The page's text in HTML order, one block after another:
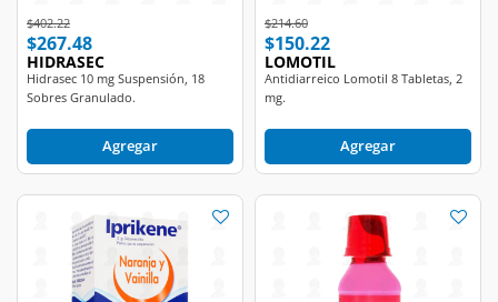
Price reduced from
$402.22to
$267.48
HIDRASEC
Hidrasec 10 mg Suspensión, 18
Sobres Granulado.
Agregar
Price reduced from
$214.60to
$150.22
LOMOTIL
Antidiarreico Lomotil 8 Tabletas, 2
mg.
Agregar